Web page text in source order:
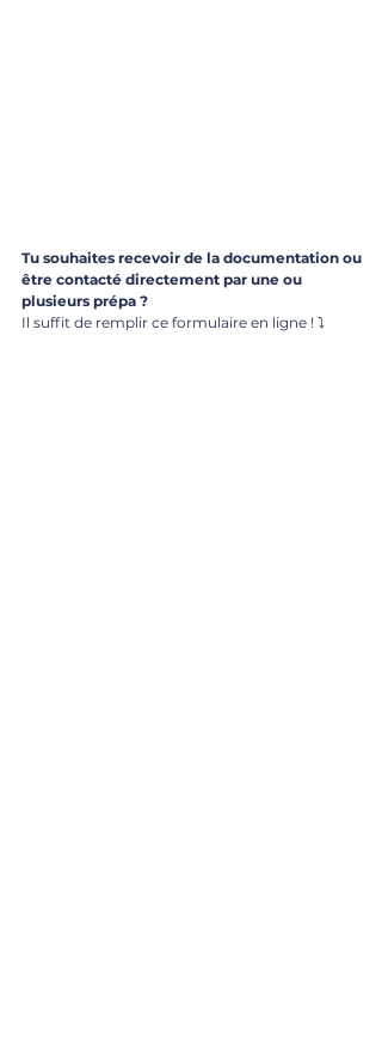
Tu souhaites recevoir de la documentation ou
être contacté directement par une ou
plusieurs prépa ?
Il suffit de remplir ce formulaire en ligne ! ⤵️